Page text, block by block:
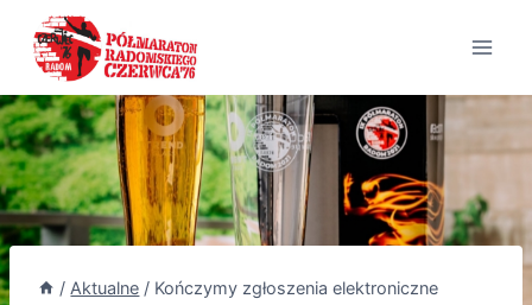
Przejdź
treści
/ Aktualne / Kończymy zgłoszenia elektroniczne